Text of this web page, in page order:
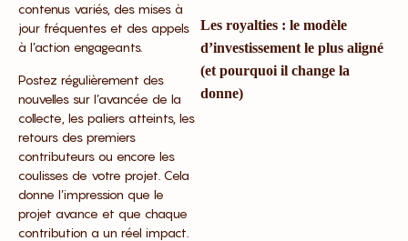
contenus variés, des mises à
jour fréquentes et des appels
à l’action engageants.
Postez régulièrement des
nouvelles sur l’avancée de la
collecte, les paliers atteints, les
retours des premiers
contributeurs ou encore les
coulisses de votre projet. Cela
donne l’impression que le
projet avance et que chaque
contribution a un réel impact.
Les royalties : le modèle
d’investissement le plus aligné
(et pourquoi il change la
donne)